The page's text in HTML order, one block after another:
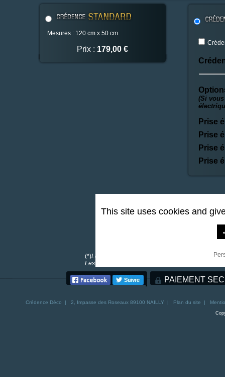
Mesures : 120 cm x 50 cm
Prix : 179,00 €
(Si
Prise
Prise
Prise
Prise
(*)Les frais de port sont offerts pour toutes
Les frais de port pour la Corse sont de 30€. Les
PAIEMENT
Crédence Déco | 2, Impasse des Roseaux 89100 NAILLY | Plan du site |
This site uses cookies and